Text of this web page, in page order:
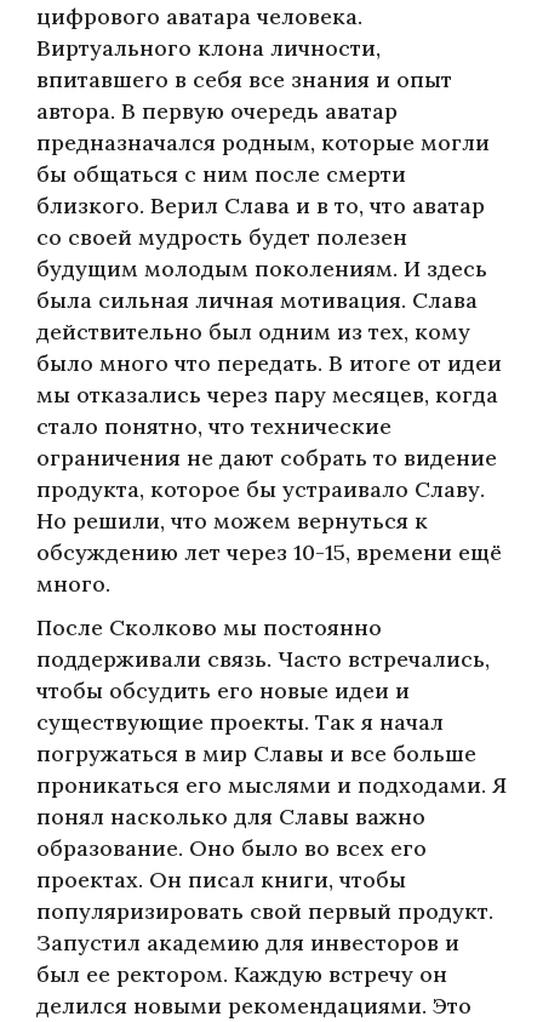
цифрового аватара человека.
Виртуального клона личности,
впитавшего в себя все знания и опыт
автора. В первую очередь аватар
предназначался родным, которые могли
бы общаться с ним после смерти
близкого. Верил Слава и в то, что аватар
со своей мудрость будет полезен
будущим молодым поколениям. И здесь
была сильная личная мотивация. Слава
действительно был одним из тех, кому
было много что передать. В итоге от идеи
мы отказались через пару месяцев, когда
стало понятно, что технические
ограничения не дают собрать то видение
продукта, которое бы устраивало Славу.
Но решили, что можем вернуться к
обсуждению лет через 10-15, времени ещё
много.
После Сколково мы постоянно
поддерживали связь. Часто встречались,
чтобы обсудить его новые идеи и
существующие проекты. Так я начал
погружаться в мир Славы и все больше
проникаться его мыслями и подходами. Я
понял насколько для Славы важно
образование. Оно было во всех его
проектах. Он писал книги, чтобы
популяризировать свой первый продукт.
Запустил академию для инвесторов и
был ее ректором. Каждую встречу он
делился новыми рекомендациями. Это